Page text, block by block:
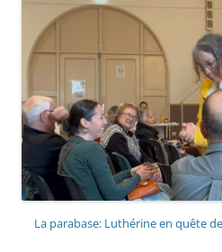
La parabase: Luthérine en quête